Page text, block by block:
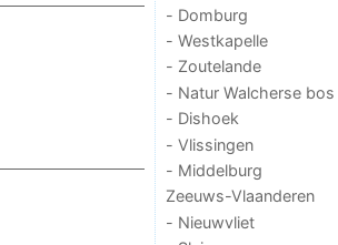
- Domburg
- Westkapelle
- Zoutelande
- Natur Walcherse bos
- Dishoek
- Vlissingen
- Middelburg
Zeeuws-Vlaanderen
- Nieuwvliet